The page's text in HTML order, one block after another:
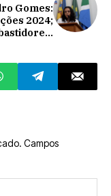
Gomes:
2024;
atrapalha
de
William;
Campos